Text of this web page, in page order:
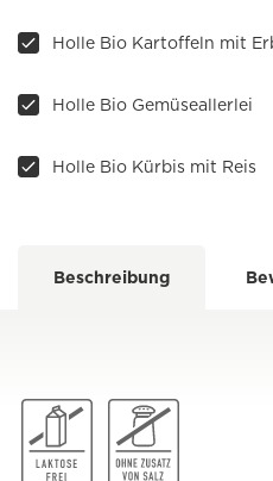
Holle Bio Gemüseallerlei
Holle Bio Kürbis mit Reis
Beschreibung